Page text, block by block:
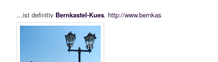
…ist definitiv Bernkastel-Kues. http://www.bernkas